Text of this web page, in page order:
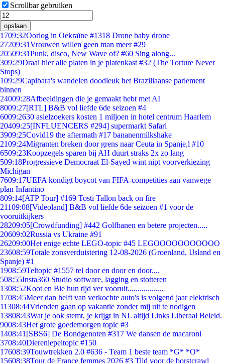
Scrollbar gebruiken
opslaan
1709:32Oorlog in Oekraïne #1318 Drone baby drone
27209:31Vrouwen willen geen man meer #29
20509:31Punk, disco, New Wave of? #60 Sing along...
309:29Draai hier alle platen in je platenkast #32 (The Torture Never
Stops)
109:29Capibara's wandelen doodleuk het Braziliaanse parlement
binnen
24009:28Afbeeldingen die je gemaakt hebt met AI
8009:27[RTL] B&B vol liefde 6de seizoen #4
6009:2630 asielzoekers kosten 1 miljoen in hotel centrum Haarlem
20409:25[INFLUENCERS #294] supermarkt Safari
3909:25Covid19 the aftermath #17 bananenmilkshake
2109:24Migranten breken door grens naar Ceuta in Spanje,l #10
6509:23Koopzegels sparen bij AH duurt straks 2x zo lang
509:18Progressieve Democraat El-Sayed wint nipt voorverkiezing
Michigan
7609:17UEFA kondigt boycot van FIFA-competities aan vanwege
plan Infantino
809:14[ATP Tour] #169 Tosti Tallon back on fire
21109:08[Videoland] B&B vol liefde 6de seizoen #1 voor de
vooruitkijkers
28209:05[Crowdfunding] #442 Golfbanen en betere projecten.....
20609:02Russia vs Ukraine #91
26209:00Het enige echte LEGO-topic #45 LEGOOOOOOOOOOO
23608:59Totale zonsverduistering 12-08-2026 (Groenland, IJsland en
Spanje) #1
1908:59Teltopic #1557 tel door en door en door....
508:55Insta360 Studio software, lagging en stotteren
1308:52Koot en Bie hun tijd ver vooruit..................
1708:45Meer dan helft van verkochte auto's is volgend jaar elektrisch
11308:44Vrienden gaan op vakantie zonder mij uit te nodigen
13808:43Wat je ook stemt, je krijgt in NL altijd Links Liberaal Beleid.
9008:43Het grote goedemorgen topic #3
1408:41 [SBS6] De Bondgenoten #317 We dansen de macaroni
3708:40Dierenlepeltopic #150
17608:39Touwtrekken 2.0 #636 - Team 1 beste team *G* *O*
15608:38Tour de France femmes 2026 #3 Tijd voor de borstcrawl